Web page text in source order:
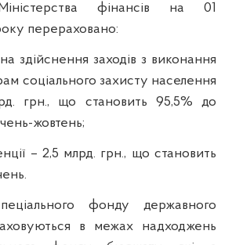
фінансів на 01
перераховано:
здійснення заходів з виконання
соціального захисту населення
грн., що становить 95,5% до
жовтень;
– 2,5 млрд. грн., що становить
фонду державного
в межах надходжень